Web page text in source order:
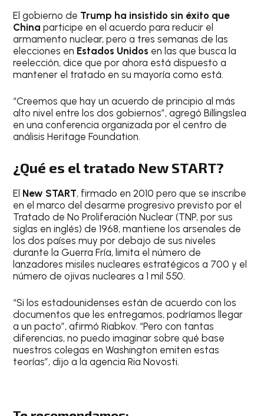
El gobierno de Trump ha insistido sin éxito que
Chinaparticipe en el acuerdo para reducir el
armamento nuclear, pero a tres semanas de las
elecciones en Estados Unidos en las que busca la
reelección, dice que por ahora está dispuesto a
mantener el tratado en su mayoría como está.
“Creemos que hay un acuerdo de principio al más
alto nivel entre los dos gobiernos”, agregó Billingslea
en una conferencia organizada por el centro de
análisis Heritage Foundation.
¿Qué es el tratado New START?
El New START, firmado en 2010 pero que se inscribe
en el marco del desarme progresivo previsto por el
Tratado de No Proliferación Nuclear (TNP, por sus
siglas en inglés) de 1968, mantiene los arsenales de
los dos países muy por debajo de sus niveles
durante la Guerra Fría, limita el número de
lanzadores misiles nucleares estratégicos a 700 y el
número de ojivas nucleares a 1 mil 550.
“Si los estadounidenses están de acuerdo con los
documentos que les entregamos, podríamos llegar
a un pacto”, afirmó Riabkov. “Pero con tantas
diferencias, no puedo imaginar sobre qué base
nuestros colegas en Washington emiten estas
teorías”, dijo a la agencia Ria Novosti.